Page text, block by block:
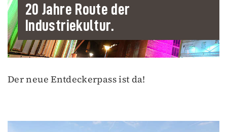
20 Jahre Route der
Industriekultur.
Der neue Entdeckerpass ist da!